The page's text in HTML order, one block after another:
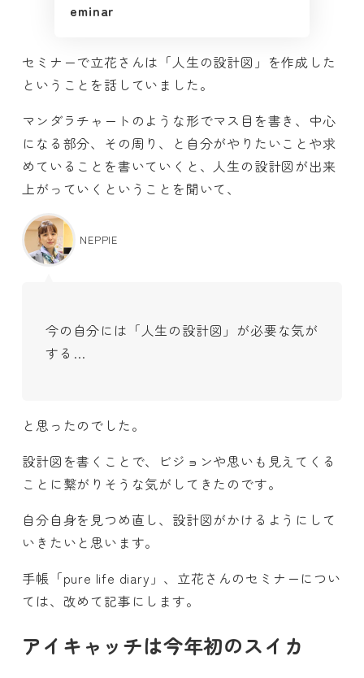
eminar
セミナーで立花さんは「人生の設計図」を作成した
ということを話していました。
マンダラチャートのような形でマス目を書き、中心
になる部分、その周り、と自分がやりたいことや求
めていることを書いていくと、人生の設計図が出来
上がっていくということを聞いて、
NEPPIE
今の自分には「人生の設計図」が必要な気が
する…
と思ったのでした。
設計図を書くことで、ビジョンや思いも見えてくる
ことに繋がりそうな気がしてきたのです。
自分自身を見つめ直し、設計図がかけるようにして
いきたいと思います。
手帳「pure life diary」、立花さんのセミナーについ
ては、改めて記事にします。
アイキャッチは今年初のスイカ